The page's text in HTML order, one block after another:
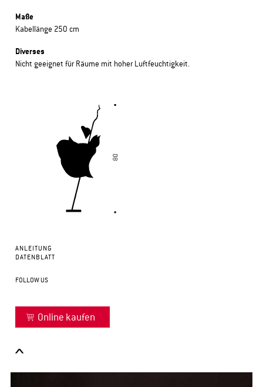
Maße
Kabellänge 250 cm
Diverses
Nicht geeignet für Räume mit hoher Luftfeuchtigkeit.
ANLEITUNG
DATENBLATT
FOLLOW US
Online kaufen